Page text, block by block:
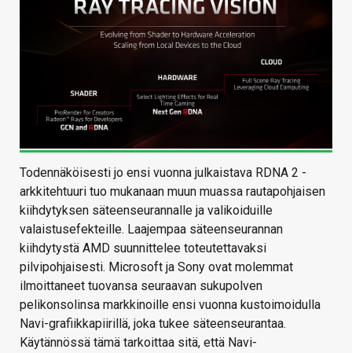
Todennäköisesti jo ensi vuonna julkaistava RDNA 2 -
arkkitehtuuri tuo mukanaan muun muassa rautapohjaisen
kiihdytyksen säteenseurannalle ja valikoiduille
valaistusefekteille. Laajempaa säteenseurannan
kiihdytystä AMD suunnittelee toteutettavaksi
pilvipohjaisesti. Microsoft ja Sony ovat molemmat
ilmoittaneet tuovansa seuraavan sukupolven
pelikonsolinsa markkinoille ensi vuonna kustoimoidulla
Navi-grafiikkapiirillä, joka tukee säteenseurantaa.
Käytännössä tämä tarkoittaa sitä, että Navi-